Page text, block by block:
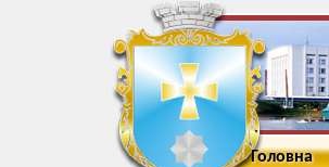
Головна